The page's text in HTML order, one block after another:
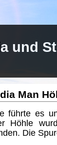
und
Man
führte es
Höhle
Die